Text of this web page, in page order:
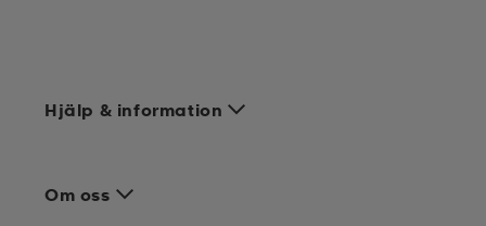
Hjälp & information
Om oss